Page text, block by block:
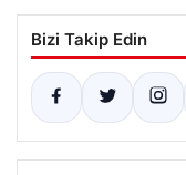
Bizi Takip Edin